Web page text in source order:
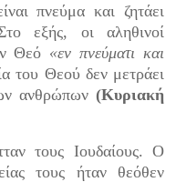
πνεύμα και ζητάει
εξής, οι αληθινοί
Θεό «εν πνεύματι και
του Θεού δεν μετράει
ανθρώπων (Κυριακή
τους Ιουδαίους. Ο
τους ήταν θεόθεν